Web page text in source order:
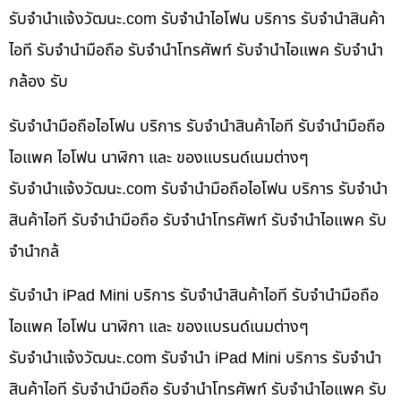
รับจํานําแจ้งวัฒนะ.com รับจำนำไอโฟน บริการ รับจำนำสินค้า
ไอที รับจำนำมือถือ รับจำนำโทรศัพท์ รับจำนำไอแพค รับจำนำ
กล้อง รับ
รับจำนำมือถือไอโฟน บริการ รับจำนำสินค้าไอที รับจำนำมือถือ
ไอแพค ไอโฟน นาฬิกา และ ของแบรนด์เนมต่างๆ
รับจํานําแจ้งวัฒนะ.com รับจำนำมือถือไอโฟน บริการ รับจำนำ
สินค้าไอที รับจำนำมือถือ รับจำนำโทรศัพท์ รับจำนำไอแพค รับ
จำนำกล้
รับจำนำ iPad Mini บริการ รับจำนำสินค้าไอที รับจำนำมือถือ
ไอแพค ไอโฟน นาฬิกา และ ของแบรนด์เนมต่างๆ
รับจํานําแจ้งวัฒนะ.com รับจำนำ iPad Mini บริการ รับจำนำ
สินค้าไอที รับจำนำมือถือ รับจำนำโทรศัพท์ รับจำนำไอแพค รับ